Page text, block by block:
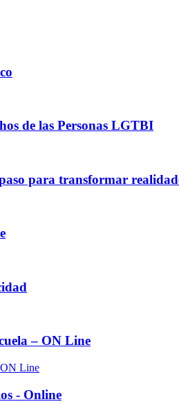
de las Personas LGTBI
para transformar
– ON Line
- Online